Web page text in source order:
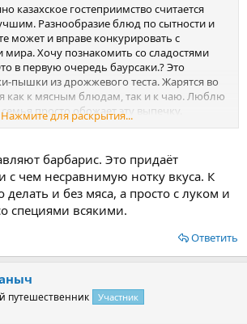
казахское гостеприимство считается
Разнообразие блюд по сытности и
может и вправе конкурировать с
Хочу познакомить со сладостями
в первую очередь баурсаки.? Это
пышки из дрожжевого теста. Жарятся во
как к мясным блюдам, так и к чаю. Люблю
просто обожает эту выпечку.
к чаепитию это конечно же
готовят чак -чак. В Татарстане точно
в виде соломки и шариков также
и обильно поливаются мёдом,
из любимых лакомств детей
сухофрукты. Между прочим так
сушеных фроктов , сладости и мяса.
приехав к нам в Казахстан✈??
Нажмите для раскрытия...
барбарис. Это придаёт
чем несравнимую нотку вкуса. К
и без мяса, а просто с луком и
специями всякими.
Ответить
путешественник Участник